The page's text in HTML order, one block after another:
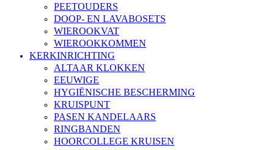
PEETOUDERS
DOOP- EN LAVABOSETS
WIEROOKVAT
WIEROOKKOMMEN
KERKINRICHTING
ALTAAR KLOKKEN
EEUWIGE
HYGIËNISCHE BESCHERMING
KRUISPUNT
PASEN KANDELAARS
RINGBANDEN
HOORCOLLEGE KRUISEN